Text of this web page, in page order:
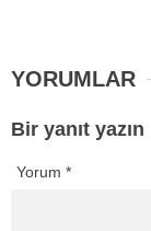
YORUMLAR
Bir yanıt yazın
Yorum *